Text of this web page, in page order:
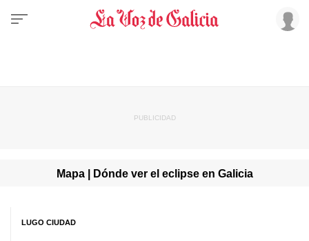
Mapa | Dónde ver el eclipse en Galicia
LUGO CIUDAD